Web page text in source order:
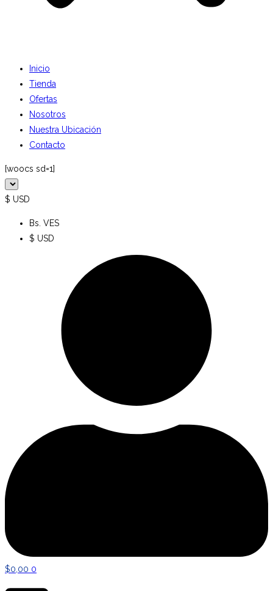
Inicio
Tienda
Ofertas
Nosotros
Nuestra Ubicación
Contacto
[woocs sd=1]
$ USD
Bs. VES
$ USD
$0,00 0